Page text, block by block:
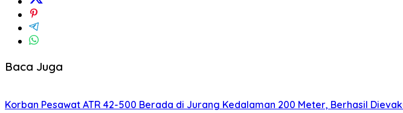
Baca Juga
Korban Pesawat ATR 42-500 Berada di Jurang Kedalaman 200 Meter, Berhasil